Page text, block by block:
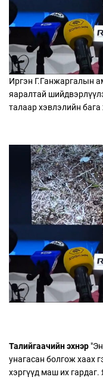
Иргэн Г.Ганжаргалын
яаралтай
талаар хэвлэлийн
Талийгаачийн эхнэр
унагасан болгож хаах
хэргүүд маш их